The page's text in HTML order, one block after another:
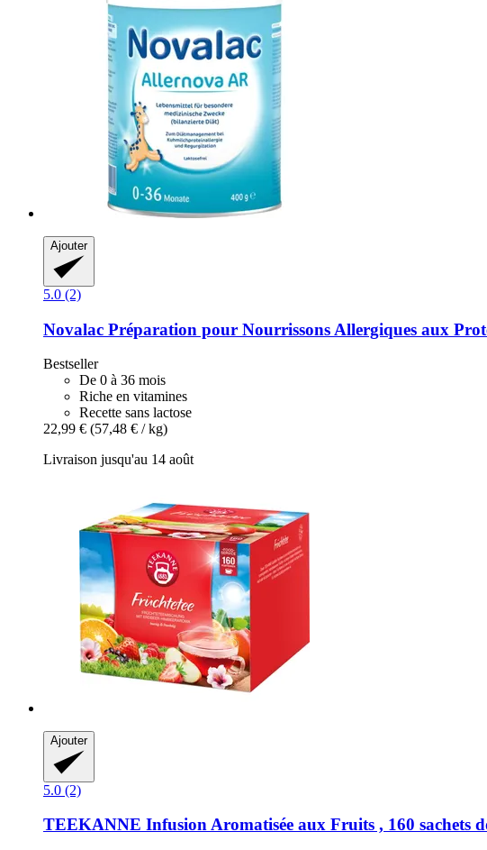
Ajouter
5.0 (2)
Novalac Préparation pour Nourrissons Allergiques aux
Bestseller
De 0 à 36 mois
Riche en vitamines
Recette sans lactose
22,99 € (57,48 € / kg)
Livraison jusqu'au 14 août
Ajouter
5.0 (2)
TEEKANNE Infusion Aromatisée aux Fruits , 160 sachets